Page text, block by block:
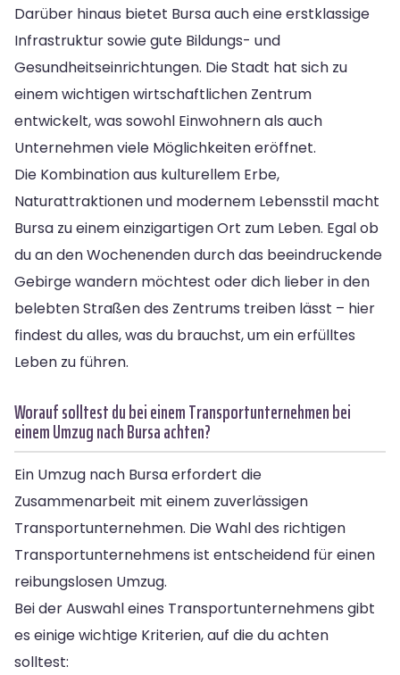
Darüber hinaus bietet Bursa auch eine erstklassige
Infrastruktur sowie gute Bildungs- und
Gesundheitseinrichtungen. Die Stadt hat sich zu
einem wichtigen wirtschaftlichen Zentrum
entwickelt, was sowohl Einwohnern als auch
Unternehmen viele Möglichkeiten eröffnet.
Die Kombination aus kulturellem Erbe,
Naturattraktionen und modernem Lebensstil macht
Bursa zu einem einzigartigen Ort zum Leben. Egal ob
du an den Wochenenden durch das beeindruckende
Gebirge wandern möchtest oder dich lieber in den
belebten Straßen des Zentrums treiben lässt – hier
findest du alles, was du brauchst, um ein erfülltes
Leben zu führen.
Worauf solltest du bei einem Transportunternehmen bei
einem Umzug nach Bursa achten?
Ein Umzug nach Bursa erfordert die
Zusammenarbeit mit einem zuverlässigen
Transportunternehmen. Die Wahl des richtigen
Transportunternehmens ist entscheidend für einen
reibungslosen Umzug.
Bei der Auswahl eines Transportunternehmens gibt
es einige wichtige Kriterien, auf die du achten
solltest: